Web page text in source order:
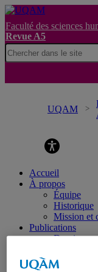
Faculté des sciences
Revue A5
UQAM
Accueil
À propos
Équipe
Historique
Mission et
Publications
Dernier
Actes de